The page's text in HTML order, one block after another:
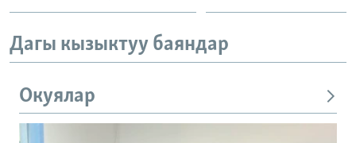
Дагы кызыктуу баяндар
Окуялар